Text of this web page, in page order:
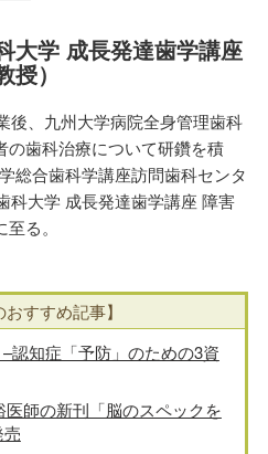
大学 成長発達歯学講座
）
後、九州大学病院全身管理歯科
の歯科治療について研鑽を積
総合歯科学講座訪問歯科センタ
科大学 成長発達歯学講座 障害
る。
すすめ記事】
認知症「予防」のための3資
師の新刊「脳のスペックを